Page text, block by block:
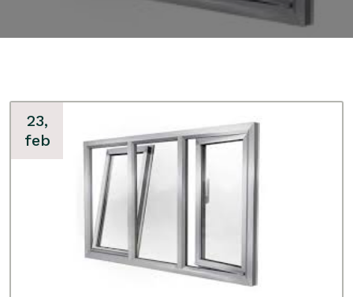
23,
feb